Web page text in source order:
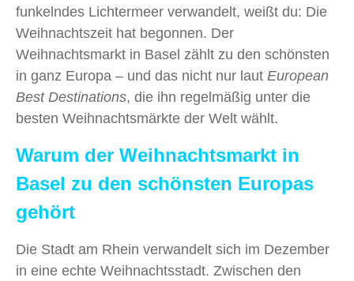
funkelndes Lichtermeer verwandelt, weißt du: Die
Weihnachtszeit hat begonnen. Der
Weihnachtsmarkt in Basel zählt zu den schönsten
in ganz Europa – und das nicht nur laut European
Best Destinations, die ihn regelmäßig unter die
besten Weihnachtsmärkte der Welt wählt.
Warum der Weihnachtsmarkt in
Basel zu den schönsten Europas
gehört
Die Stadt am Rhein verwandelt sich im Dezember
in eine echte Weihnachtsstadt. Zwischen den